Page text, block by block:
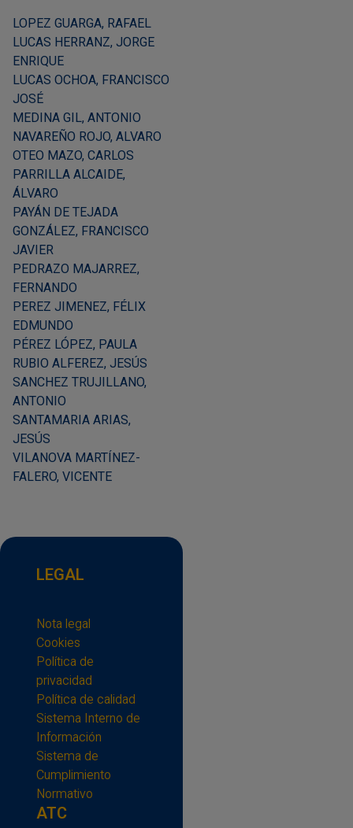
LOPEZ GUARGA, RAFAEL
LUCAS HERRANZ, JORGE
ENRIQUE
LUCAS OCHOA, FRANCISCO
JOSÉ
MEDINA GIL, ANTONIO
NAVAREÑO ROJO, ALVARO
OTEO MAZO, CARLOS
PARRILLA ALCAIDE,
ÁLVARO
PAYÁN DE TEJADA
GONZÁLEZ, FRANCISCO
JAVIER
PEDRAZO MAJARREZ,
FERNANDO
PEREZ JIMENEZ, FÉLIX
EDMUNDO
PÉREZ LÓPEZ, PAULA
RUBIO ALFEREZ, JESÚS
SANCHEZ TRUJILLANO,
ANTONIO
SANTAMARIA ARIAS,
JESÚS
VILANOVA MARTÍNEZ-
FALERO, VICENTE
LEGAL
Nota legal
Cookies
Política de
privacidad
Política de calidad
Sistema Interno de
Información
Sistema de
Cumplimiento
Normativo
ATC